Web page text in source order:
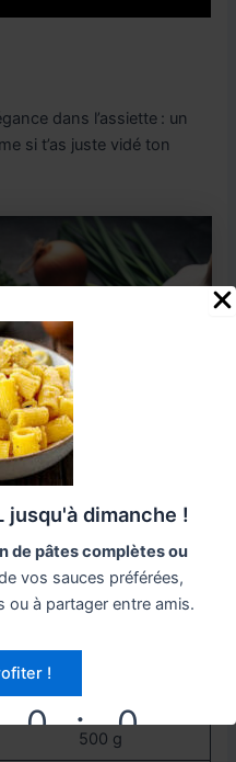
jusqu'à dimanche !
de pâtes complètes ou
vos sauces préférées,
ou à partager entre amis.
!
0 0
SECONDS
dans l’assiette : un
si t’as juste vidé ton
Quantité
500 g